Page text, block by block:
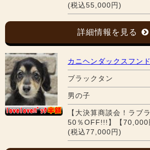
(税込55,000円)
詳細情報を見る
カニヘンダックスフンド
ブラックタン
男の子
【大決算商談会！ラブ
50％OFF!!!】【70,000
(税込77,000円)